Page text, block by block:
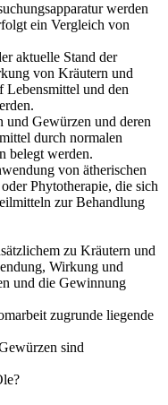
werden
ein Vergleich von
aktuelle Stand der
von Kräutern und
Lebensmittel und den
Gewürzen und deren
durch normalen
belegt werden.
von ätherischen
Phytotherapie, die sich
zur Behandlung
zu Kräutern und
Wirkung und
und die Gewinnung
zugrunde liegende
sind